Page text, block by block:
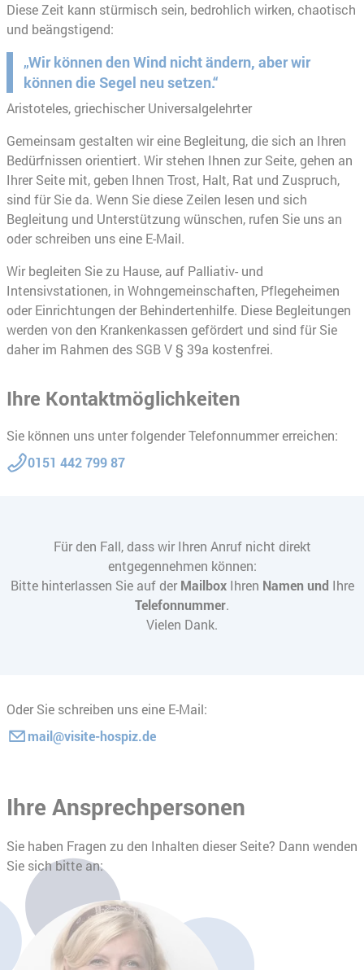
Diese Zeit kann stürmisch sein, bedrohlich wirken, chaotisch
und beängstigend:
„Wir können den Wind nicht ändern, aber wir
können die Segel neu setzen.“
Aristoteles, griechischer Universalgelehrter
Gemeinsam gestalten wir eine Begleitung, die sich an Ihren
Bedürfnissen orientiert. Wir stehen Ihnen zur Seite, gehen an
Ihrer Seite mit, geben Ihnen Trost, Halt, Rat und Zuspruch,
sind für Sie da. Wenn Sie diese Zeilen lesen und sich
Begleitung und Unterstützung wünschen, rufen Sie uns an
oder schreiben uns eine E-Mail.
Wir begleiten Sie zu Hause, auf Palliativ- und
Intensivstationen, in Wohngemeinschaften, Pflegeheimen
oder Einrichtungen der Behindertenhilfe. Diese Begleitungen
werden von den Krankenkassen gefördert und sind für Sie
daher im Rahmen des SGB V § 39a kostenfrei.
Ihre Kontaktmöglichkeiten
Sie können uns unter folgender Telefonnummer erreichen:
0151 442 799 87
Für den Fall, dass wir Ihren Anruf nicht direkt
entgegennehmen können:
Bitte hinterlassen Sie auf derMailboxIhren Namen und Ihre
Telefonnummer.
Vielen Dank.
Oder Sie schreiben uns eine E-Mail:
mail@visite-hospiz.de
Ihre Ansprechpersonen
Sie haben Fragen zu den Inhalten dieser Seite? Dann wenden
Sie sich bitte an: